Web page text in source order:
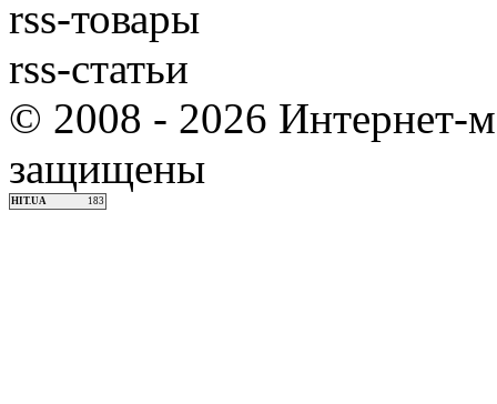
rss-товары
rss-статьи
© 2008 - 2026 Интернет-
защищены
HIT.UA 183